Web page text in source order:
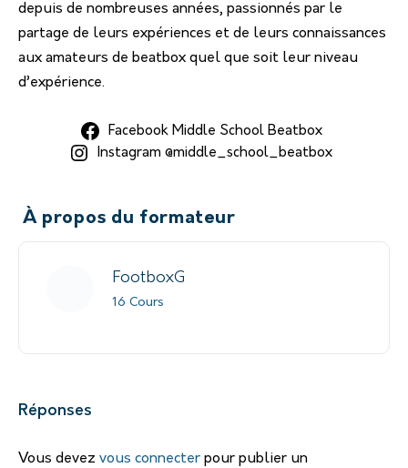
depuis de nombreuses années, passionnés par le
partage de leurs expériences et de leurs connaissances
aux amateurs de beatbox quel que soit leur niveau
d’expérience.
Facebook Middle School Beatbox
Instagram @middle_school_beatbox
À propos du formateur
FootboxG
16 Cours
Réponses
Vous devez vous connecter pour publier un